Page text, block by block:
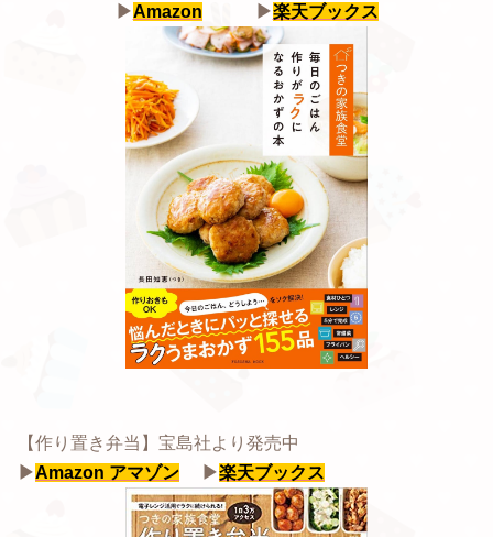
▶Amazon ▶楽天ブックス
【作り置き弁当】宝島社より発売中
▶Amazon アマゾン ▶楽天ブックス